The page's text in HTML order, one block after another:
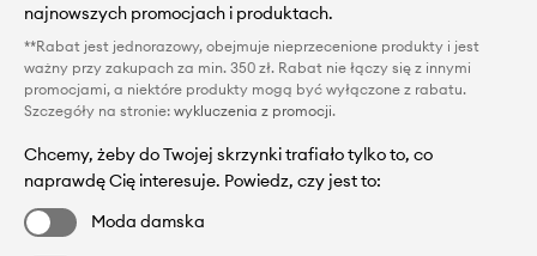
najnowszych promocjach i produktach.
**Rabat jest jednorazowy, obejmuje nieprzecenione produkty i jest
ważny przy zakupach za min. 350 zł. Rabat nie łączy się z innymi
promocjami, a niektóre produkty mogą być wyłączone z rabatu.
Szczegóły na stronie: wykluczenia z promocji.
Chcemy, żeby do Twojej skrzynki trafiało tylko to, co
naprawdę Cię interesuje. Powiedz, czy jest to:
Moda damska